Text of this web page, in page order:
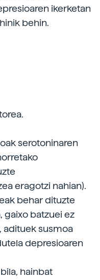
ikerketan
behin.
serotoninaren
eragotzi nahian).
behar dituzte
gaixo batzuei ez
adituek susmoa
depresioaren
hainbat